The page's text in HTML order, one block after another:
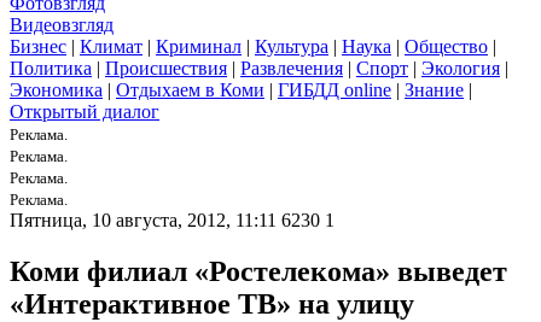
Видеовзгляд
Бизнес | Климат | Криминал | Культура | Наука | Общество |
Политика | Происшествия | Развлечения | Спорт | Экология |
Экономика | Отдыхаем в Коми | ГИБДД online | Знание |
Открытый диалог
Реклама.
Реклама.
Реклама.
Реклама.
Пятница, 10 августа, 2012, 11:11 6230 1
Коми филиал «Ростелекома» выведет
«Интерактивное ТВ» на улицу